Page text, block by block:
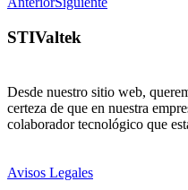
STIValtek
Desde nuestro sitio web,
certeza de que en nuestra
colaborador tecnológico que
Avisos Legales